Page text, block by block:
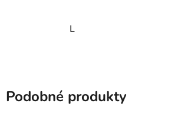
L
Podobné produkty